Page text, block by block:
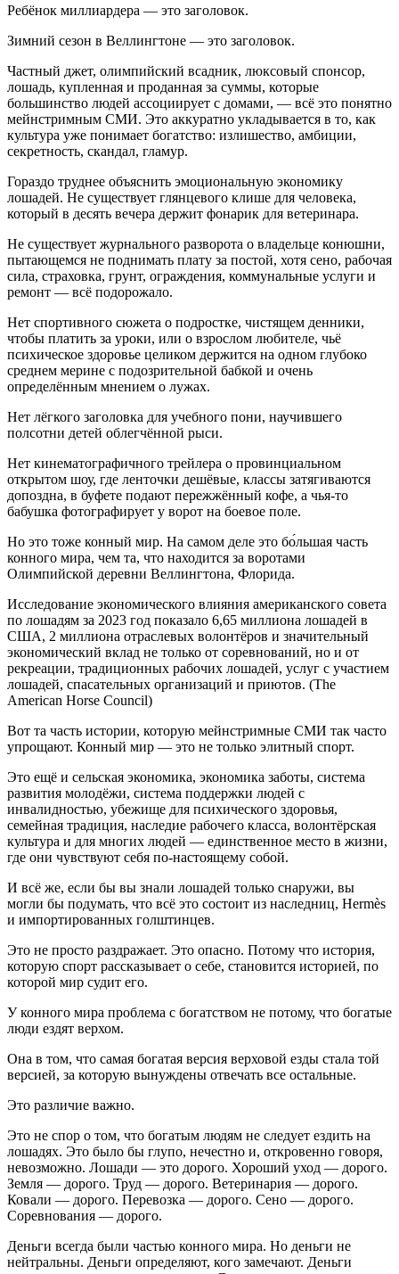
Ребёнок миллиардера — это заголовок.
Зимний сезон в Веллингтоне — это заголовок.
Частный джет, олимпийский всадник, люксовый спонсор,
лошадь, купленная и проданная за суммы, которые
большинство людей ассоциирует с домами, — всё это понятно
мейнстримным СМИ. Это аккуратно укладывается в то, как
культура уже понимает богатство: излишество, амбиции,
секретность, скандал, гламур.
Гораздо труднее объяснить эмоциональную экономику
лошадей. Не существует глянцевого клише для человека,
который в десять вечера держит фонарик для ветеринара.
Не существует журнального разворота о владельце конюшни,
пытающемся не поднимать плату за постой, хотя сено, рабочая
сила, страховка, грунт, ограждения, коммунальные услуги и
ремонт — всё подорожало.
Нет спортивного сюжета о подростке, чистящем денники,
чтобы платить за уроки, или о взрослом любителе, чьё
психическое здоровье целиком держится на одном глубоко
среднем мерине с подозрительной бабкой и очень
определённым мнением о лужах.
Нет лёгкого заголовка для учебного пони, научившего
полсотни детей облегчённой рыси.
Нет кинематографичного трейлера о провинциальном
открытом шоу, где ленточки дешёвые, классы затягиваются
допоздна, в буфете подают пережжённый кофе, а чья-то
бабушка фотографирует у ворот на боевое поле.
Но это тоже конный мир. На самом деле это бо́льшая часть
конного мира, чем та, что находится за воротами
Олимпийской деревни Веллингтона, Флорида.
Исследование экономического влияния американского совета
по лошадям за 2023 год показало 6,65 миллиона лошадей в
США, 2 миллиона отраслевых волонтёров и значительный
экономический вклад не только от соревнований, но и от
рекреации, традиционных рабочих лошадей, услуг с участием
лошадей, спасательных организаций и приютов. (The
American Horse Council)
Вот та часть истории, которую мейнстримные СМИ так часто
упрощают. Конный мир — это не только элитный спорт.
Это ещё и сельская экономика, экономика заботы, система
развития молодёжи, система поддержки людей с
инвалидностью, убежище для психического здоровья,
семейная традиция, наследие рабочего класса, волонтёрская
культура и для многих людей — единственное место в жизни,
где они чувствуют себя по-настоящему собой.
И всё же, если бы вы знали лошадей только снаружи, вы
могли бы подумать, что всё это состоит из наследниц, Hermès
и импортированных голштинцев.
Это не просто раздражает. Это опасно. Потому что история,
которую спорт рассказывает о себе, становится историей, по
которой мир судит его.
У конного мира проблема с богатством не потому, что богатые
люди ездят верхом.
Она в том, что самая богатая версия верховой езды стала той
версией, за которую вынуждены отвечать все остальные.
Это различие важно.
Это не спор о том, что богатым людям не следует ездить на
лошадях. Это было бы глупо, нечестно и, откровенно говоря,
невозможно. Лошади — это дорого. Хороший уход — дорого.
Земля — дорого. Труд — дорого. Ветеринария — дорого.
Ковали — дорого. Перевозка — дорого. Сено — дорого.
Соревнования — дорого.
Деньги всегда были частью конного мира. Но деньги не
нейтральны. Деньги определяют, кого замечают. Деньги